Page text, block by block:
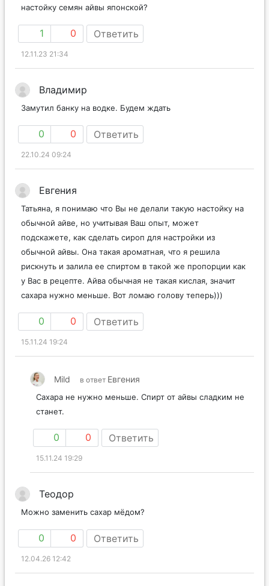
Кто знает, можно ли использовать в пищу спиртовую
1 0 Ответить
12.11.23 21:34
Владимир
0 0 Ответить
22.10.24 09:24
Татьяна, я понимаю что Вы не делали такую настойку на
обычной айве, но учитывая Ваш опыт, может
подскажете, как сделать сироп для настройки из
обычной айвы. Она такая ароматная, что я решила
рискнуть и залила ее спиртом в такой же пропорции как
у Вас в рецепте. Айва обычная не такая кислая, значит
0 0 Ответить
15.11.24 19:24
Сахара не нужно меньше. Спирт от айвы сладким не
0 0 Ответить
15.11.24 19:29
0 0 Ответить
12.04.26 12:42